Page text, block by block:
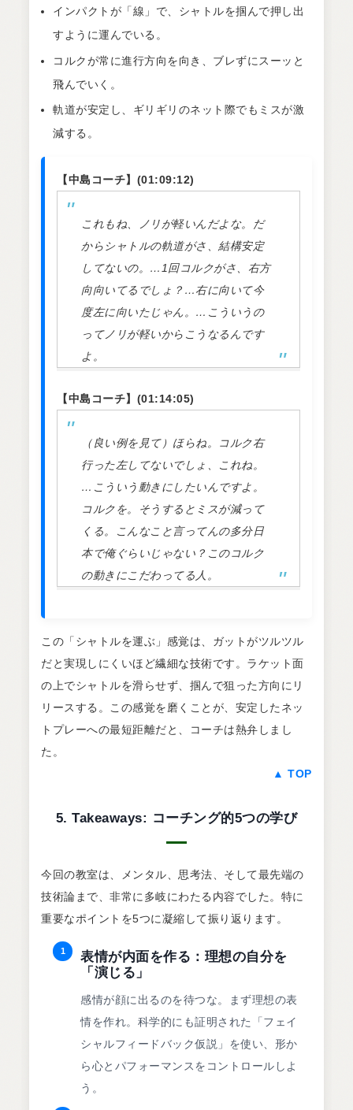
インパクトが「線」で、シャトルを掴んで押し出
すように運んでいる。
コルクが常に進行方向を向き、ブレずにスーッと
飛んでいく。
軌道が安定し、ギリギリのネット際でもミスが激
減する。
【中島コーチ】(01:09:12)
これもね、ノリが軽いんだよな。だ
からシャトルの軌道がさ、結構安定
してないの。…1回コルクがさ、右方
向向いてるでしょ？…右に向いて今
度左に向いたじゃん。…こういうの
ってノリが軽いからこうなるんです
よ。
【中島コーチ】(01:14:05)
（良い例を見て）ほらね。コルク右
行った左してないでしょ、これね。
…こういう動きにしたいんですよ。
コルクを。そうするとミスが減って
くる。こんなこと言ってんの多分日
本で俺ぐらいじゃない？このコルク
の動きにこだわってる人。
この「シャトルを運ぶ」感覚は、ガットがツルツル
だと実現しにくいほど繊細な技術です。ラケット面
の上でシャトルを滑らせず、掴んで狙った方向にリ
リースする。この感覚を磨くことが、安定したネッ
トプレーへの最短距離だと、コーチは熱弁しまし
た。
▲ TOP
5. Takeaways: コーチング的5つの学び
今回の教室は、メンタル、思考法、そして最先端の
技術論まで、非常に多岐にわたる内容でした。特に
重要なポイントを5つに凝縮して振り返ります。
1
表情が内面を作る：理想の自分を
「演じる」
感情が顔に出るのを待つな。まず理想の表
情を作れ。科学的にも証明された「フェイ
シャルフィードバック仮説」を使い、形か
ら心とパフォーマンスをコントロールしよ
う。